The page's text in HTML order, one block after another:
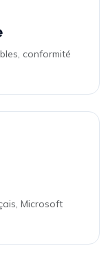
conformité
Microsoft